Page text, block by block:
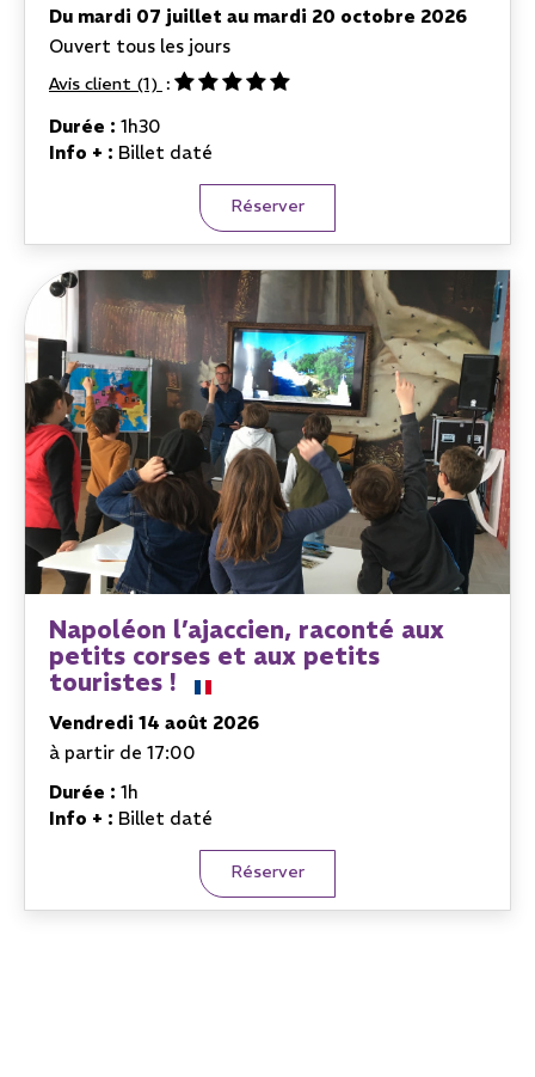
Du mardi 07 juillet au mardi 20 octobre 2026
Ouvert tous les jours
Avis client (1)
Durée : 1h30
Info + : Billet daté
Réserver
Napoléon l’ajaccien, raconté aux
petits corses et aux petits
touristes !
Vendredi 14 août 2026
à partir de 17:00
Durée : 1h
Info + : Billet daté
Réserver